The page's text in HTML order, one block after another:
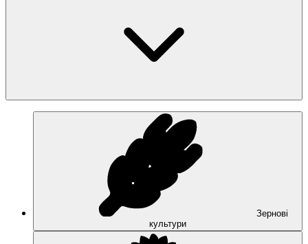
Зернові
культури